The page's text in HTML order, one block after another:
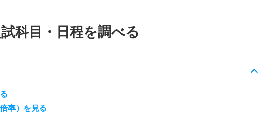
科目・日程を調べる
率）を見る